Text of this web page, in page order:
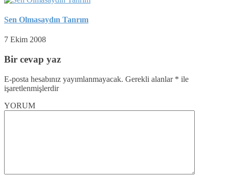
Sen Olmasaydın Tanrım
7 Ekim 2008
Bir cevap yaz
E-posta hesabınız yayımlanmayacak. Gerekli alanlar * ile
işaretlenmişlerdir
YORUM